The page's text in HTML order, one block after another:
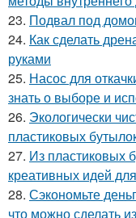
23. Подвал под
24. Как сделать
руками
25. Насос для
знать о выборе и
26. Экологически
пластиковых
27. Из пластиковых
креативных идей
28. Сэкономьте
что можно сделать